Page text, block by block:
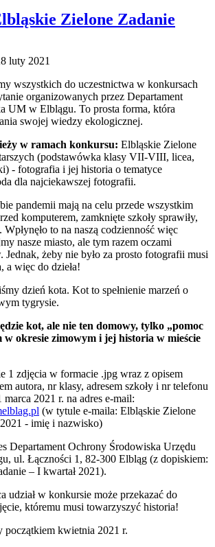
Zielone Zadanie
luty 2021
wszystkich do uczestnictwa w konkursach
organizowanych przez Departament
UM w Elblągu. To prosta forma, która
swojej wiedzy ekologicznej.
w ramach konkursu: Elbląskie Zielone
(podstawówka klasy VII-VIII, licea,
- fotografia i jej historia o tematyce
dla najciekawszej fotografii.
pandemii mają na celu przede wszystkim
komputerem, zamknięte szkoły sprawiły,
Wpłynęło to na naszą codzienność więc
nasze miasto, ale tym razem oczami
Jednak, żeby nie było za prosto fotografii musi
a więc do dzieła!
dzień kota. Kot to spełnienie marzeń o
tygrysie.
kot, ale nie ten domowy, tylko „pomoc
w okresie zimowym i jej historia w mieście
1 zdjęcia w formacie .jpg wraz z opisem
autora, nr klasy, adresem szkoły i nr telefonu
2021 r. na adres e-mail:
(w tytule e-maila: Elbląskie Zielone
- imię i nazwisko)
Departament Ochrony Środowiska Urzędu
ul. Łączności 1, 82-300 Elbląg (z dopiskiem:
– I kwartał 2021).
udział w konkursie może przekazać do
któremu musi towarzyszyć historia!
początkiem kwietnia 2021 r.